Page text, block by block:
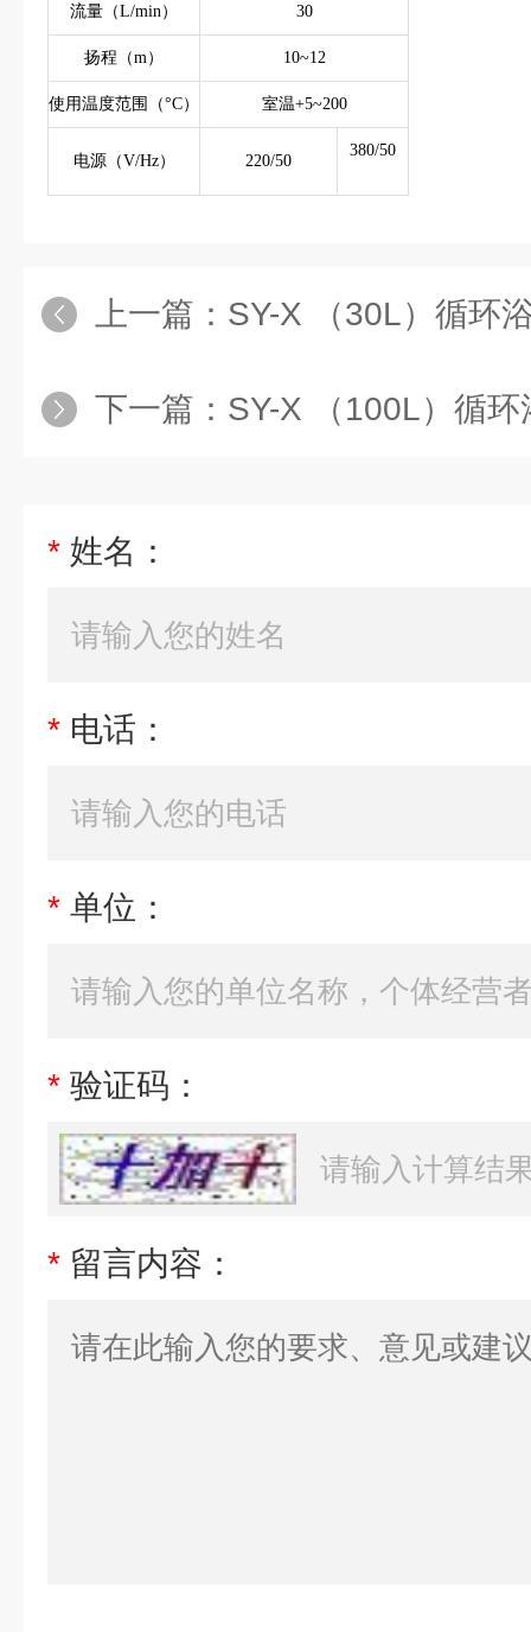
流量（L/min） 30
扬程（m） 10~12
使用温度范围（°C） 室温+5~200
电源（V/Hz） 220/50
380/50
上一篇： SY-X （30L）循环
下一篇： SY-X （100L）循
* 姓名：
* 电话：
* 单位：
* 验证码：
* 留言内容：